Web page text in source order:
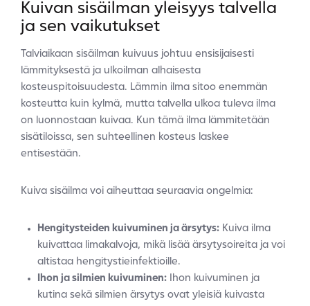
Kuivan sisäilman yleisyys talvella
ja sen vaikutukset
Talviaikaan sisäilman kuivuus johtuu ensisijaisesti
lämmityksestä ja ulkoilman alhaisesta
kosteuspitoisuudesta. Lämmin ilma sitoo enemmän
kosteutta kuin kylmä, mutta talvella ulkoa tuleva ilma
on luonnostaan kuivaa. Kun tämä ilma lämmitetään
sisätiloissa, sen suhteellinen kosteus laskee
entisestään.
Kuiva sisäilma voi aiheuttaa seuraavia ongelmia:
Hengitysteiden kuivuminen ja ärsytys: Kuiva ilma
kuivattaa limakalvoja, mikä lisää ärsytysoireita ja voi
altistaa hengitystieinfektioille.
Ihon ja silmien kuivuminen: Ihon kuivuminen ja
kutina sekä silmien ärsytys ovat yleisiä kuivasta